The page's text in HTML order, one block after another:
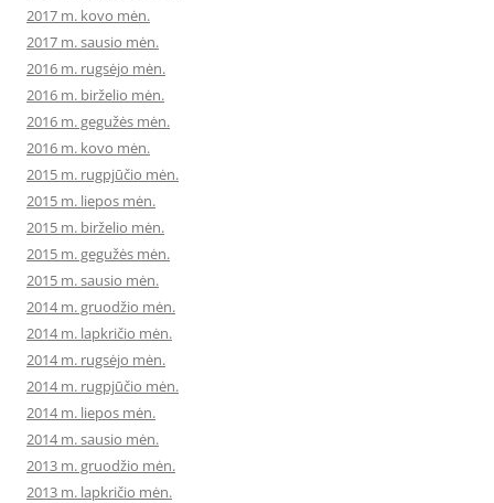
2017 m. kovo mėn.
2017 m. sausio mėn.
2016 m. rugsėjo mėn.
2016 m. birželio mėn.
2016 m. gegužės mėn.
2016 m. kovo mėn.
2015 m. rugpjūčio mėn.
2015 m. liepos mėn.
2015 m. birželio mėn.
2015 m. gegužės mėn.
2015 m. sausio mėn.
2014 m. gruodžio mėn.
2014 m. lapkričio mėn.
2014 m. rugsėjo mėn.
2014 m. rugpjūčio mėn.
2014 m. liepos mėn.
2014 m. sausio mėn.
2013 m. gruodžio mėn.
2013 m. lapkričio mėn.